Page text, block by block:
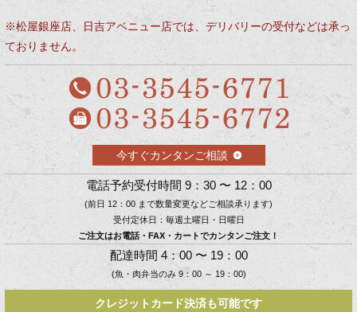
※松屋銀座店、日吉アベニュー店では、デリバリーの受付などは承っ
ておりません。
今すぐカンタンご相談
電話予約受付時間 9：30 〜 12：00
(前日 12：00 まで数量変更などご相談承ります)
受付定休日：毎週土曜日・日曜日
ご注文はお電話・FAX・カートでカンタンご注文！
配達時間 4：00 〜 19：00
(魚・肉弁当のみ 9：00 ～ 19：00)
クレジットカード決済も可能です